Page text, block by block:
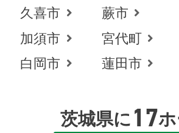
久喜市
蕨市
加須市
宮代町
白岡市
蓮田市
茨城県に 17